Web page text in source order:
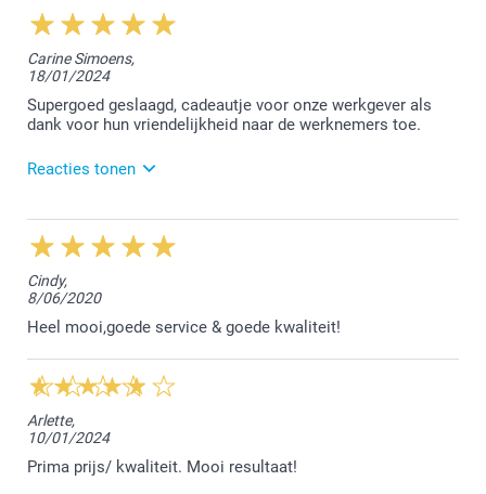
Carine Simoens,
18/01/2024
Supergoed geslaagd, cadeautje voor onze werkgever als
dank voor hun vriendelijkheid naar de werknemers toe.
Reacties tonen
23/01/2024
13:50
Dag Carine,
Bedankt voor jouw mooie review. Wat een leuk en
nuttig cadeautje voor de werknemers.
Ik hoop dat ze er bij mee zijn :-)
Vriendelijke groet!
Nathalie @smartphoto
Cindy,
8/06/2020
Heel mooi,goede service & goede kwaliteit!
Arlette,
10/01/2024
Prima prijs/ kwaliteit. Mooi resultaat!